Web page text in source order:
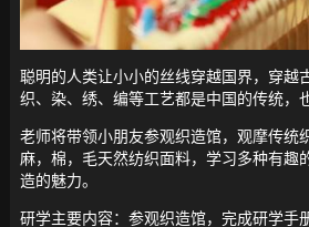
聪明的人类让小小的丝线穿越国界，穿越
织、染、绣、编等工艺都是中国的传统，
老师将带领小朋友参观织造馆，观摩传统
麻，棉，毛天然纺织面料，学习多种有趣
造的魅力。
研学主要内容：参观织造馆，完成研学手